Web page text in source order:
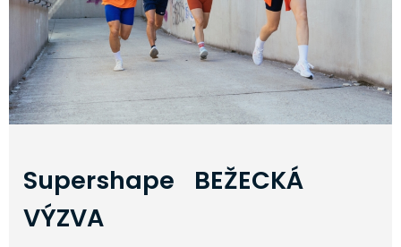
Supershape BEŽECKÁ
VÝZVA